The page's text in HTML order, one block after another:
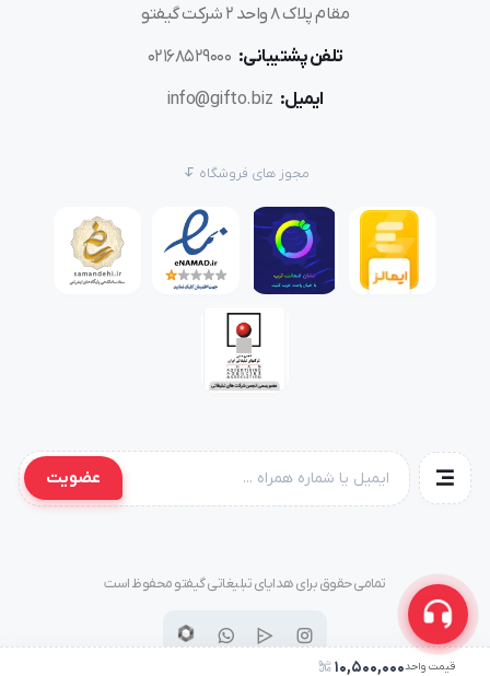
قیمت واحد10,500,000
مقام پلاک 8 واحد 2 شرکت گیفتو
تلفن پشتیبانی: 02168529000
ایمیل: info@gifto.biz
مجوز های فروشگاه
عضویت
تمامی حقوق برای هدایای تبلیغاتی گیفتو محفوظ است